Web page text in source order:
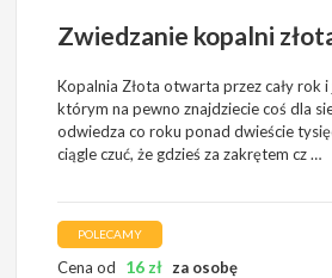
Zwiedzanie kopalni
Kopalnia Złota otwarta przez cały rok
którym na pewno znajdziecie coś dla
odwiedza co roku ponad dwieście
ciągle czuć, że gdzieś za zakrętem cz …
POLECAMY
Cena od 16 zł za osobę